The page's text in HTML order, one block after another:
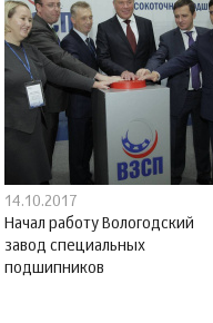
14.10.2017
Начал работу Вологодский
завод специальных
подшипников